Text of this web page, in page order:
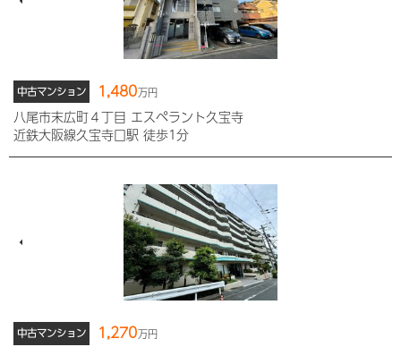
中古マンション 1,480万円
八尾市末広町４丁目 エスペラント久宝寺
近鉄大阪線久宝寺口駅 徒歩1分
中古マンション 1,270万円